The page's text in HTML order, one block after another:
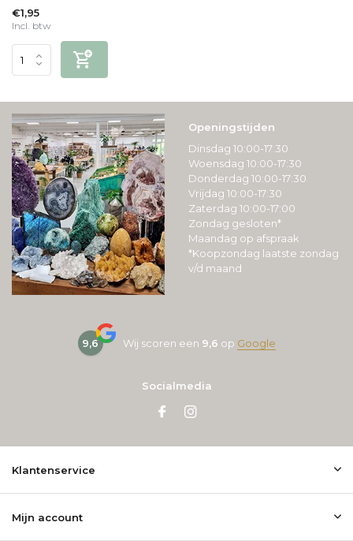
€1,95
Incl. btw
Openingstijden
Dinsdag 10:00-17:30
Woensdag 10:00-17:30
Donderdag 10:00-17:30
Vrijdag 10:00-17:30
Zaterdag 10:00-17:00
Zondag gesloten*
Maandag op afspraak
*Koopzondag laatste zondag
v/d maand
9,6 Wij scoren een 9,6 op Google
Socialmedia
Klantenservice
Mijn account